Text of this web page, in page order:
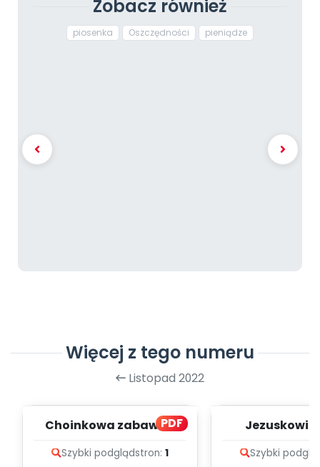
Zobacz również
piosenka Oszczędności pieniądze
Więcej z tego numeru
Listopad 2022
PDF
Choinkowa zabawa -
Szybki podglądstron: 1
Jezuskowi
Szybki